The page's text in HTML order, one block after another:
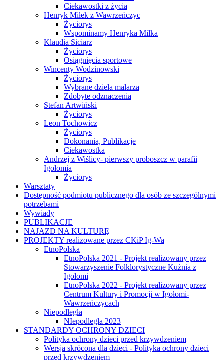
Ciekawostki z życia
Henryk Miłek z Wawrzeńczyc
Życiorys
Wspominamy Henryka Miłka
Klaudia Siciarz
Życiorys
Osiągnięcia sportowe
Wincenty Wodzinowski
Życiorys
Wybrane dzieła malarza
Zdobyte odznaczenia
Stefan Artwiński
Życiorys
Leon Tochowicz
Życiorys
Dokonania, Publikacje
Ciekawostka
Andrzej z Wiślicy- pierwszy proboszcz w parafii
Igołomia
Życiorys
Warsztaty
Dostępność podmiotu publicznego dla osób ze szczególnymi
potrzebami
Wywiady
PUBLIKACJE
NAJAZD NA KULTURĘ
PROJEKTY realizowane przez CKiP Ig-Wa
EtnoPolska
EtnoPolska 2021 - Projekt realizowany przez
Stowarzyszenie Folklorystyczne Kuźnia z
Igołomi
EtnoPolska 2022 - Projekt realizowany przez
Centrum Kultury i Promocji w Igołomi-
Wawrzeńczycach
Niepodległa
NIepodległa 2023
STANDARDY OCHRONY DZIECI
Polityka ochrony dzieci przed krzywdzeniem
Wersja skrócona dla dzieci - Polityka ochrony dzieci
przed krzywdzeniem